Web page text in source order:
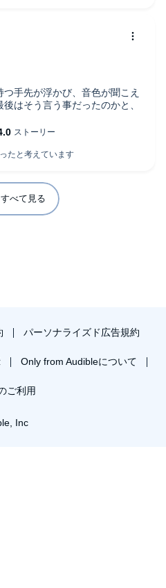
を改めてかんじました。
手先が浮かび、音色が聞こえ
はそう言う事だったのかと、
べて見る
パーソナライズド広告規約
Only from Audibleについて
ご利用
Inc